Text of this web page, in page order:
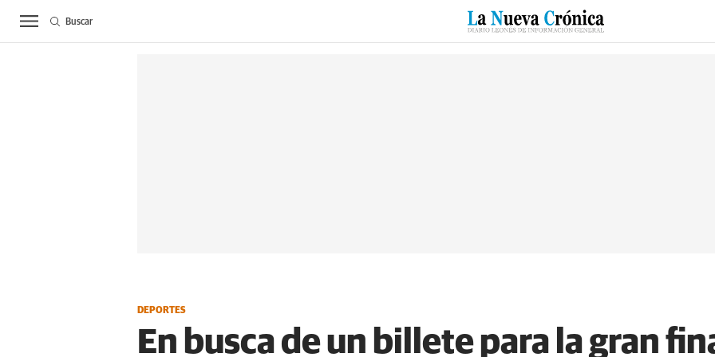
ACTUALIDAD BIERZO SUCESOS CULTURAS ESPECIALES DEPORTES
Buscar
DEPORTES
En busca de un billete para la gran